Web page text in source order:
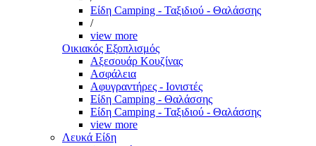
Είδη Camping - Ταξιδιού - Θαλάσσης
/
view more
Οικιακός Εξοπλισμός
Αξεσουάρ Κουζίνας
Ασφάλεια
Αφυγραντήρες - Ιονιστές
Είδη Camping - Θαλάσσης
Είδη Camping - Ταξιδιού - Θαλάσσης
view more
Λευκά Είδη